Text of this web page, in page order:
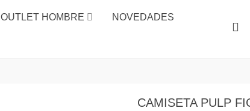
OUTLET HOMBRE
NOVEDADES
CAMISETA PULP